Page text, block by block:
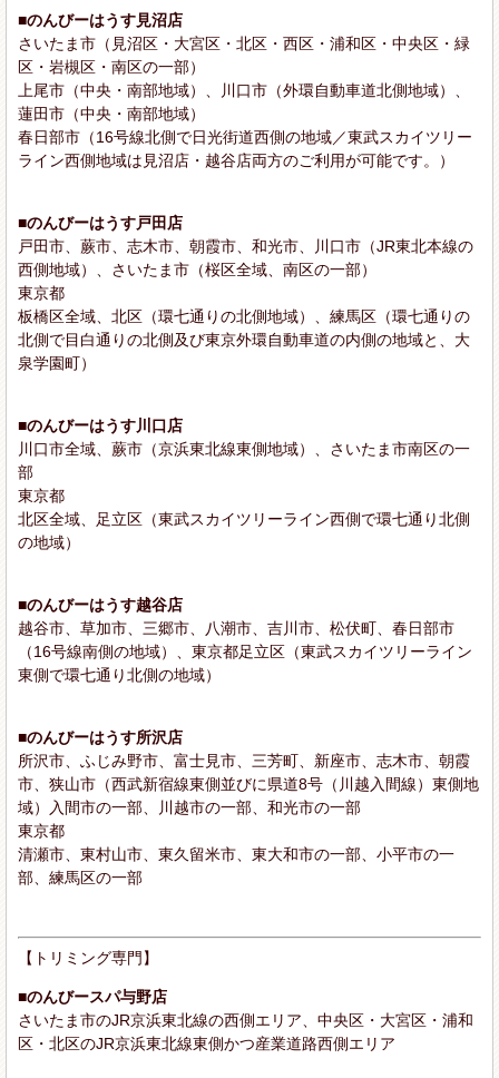
■のんびーはうす見沼店
さいたま市（見沼区・大宮区・北区・西区・浦和区・中央区・緑
区・岩槻区・南区の一部）
上尾市（中央・南部地域）、川口市（外環自動車道北側地域）、
蓮田市（中央・南部地域）
春日部市（16号線北側で日光街道西側の地域／東武スカイツリー
ライン西側地域は見沼店・越谷店両方のご利用が可能です。）
■のんびーはうす戸田店
戸田市、蕨市、志木市、朝霞市、和光市、川口市（JR東北本線の
西側地域）、さいたま市（桜区全域、南区の一部）
東京都
板橋区全域、北区（環七通りの北側地域）、練馬区（環七通りの
北側で目白通りの北側及び東京外環自動車道の内側の地域と、大
泉学園町）
■のんびーはうす川口店
川口市全域、蕨市（京浜東北線東側地域）、さいたま市南区の一
部
東京都
北区全域、足立区（東武スカイツリーライン西側で環七通り北側
の地域）
■のんびーはうす越谷店
越谷市、草加市、三郷市、八潮市、吉川市、松伏町、春日部市
（16号線南側の地域）、東京都足立区（東武スカイツリーライン
東側で環七通り北側の地域）
■のんびーはうす所沢店
所沢市、ふじみ野市、富士見市、三芳町、新座市、志木市、朝霞
市、狭山市（西武新宿線東側並びに県道8号（川越入間線）東側地
域）入間市の一部、川越市の一部、和光市の一部
東京都
清瀬市、東村山市、東久留米市、東大和市の一部、小平市の一
部、練馬区の一部
【トリミング専門】
■のんびースパ与野店
さいたま市のJR京浜東北線の西側エリア、中央区・大宮区・浦和
区・北区のJR京浜東北線東側かつ産業道路西側エリア